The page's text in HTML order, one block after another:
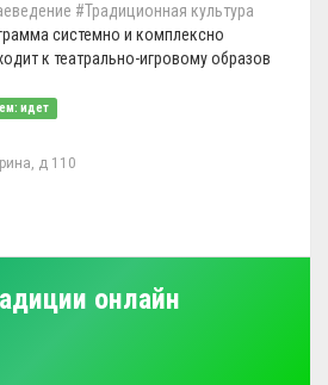
#Традиционная культура
системно и комплексно
к театрально-игровому образов
идет
д 110
онлайн